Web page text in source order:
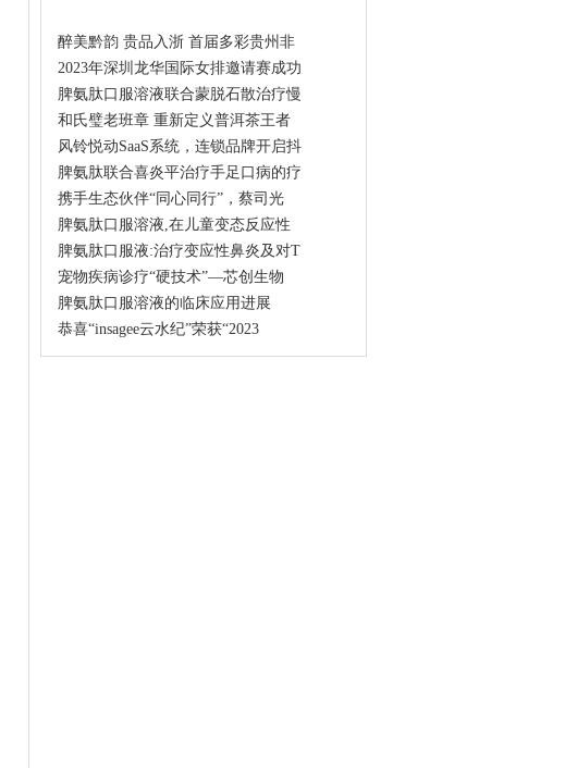
醉美黔韵 贵品入浙 首届多彩贵州非
2023年深圳龙华国际女排邀请赛成功
脾氨肽口服溶液联合蒙脱石散治疗慢
和氏璧老班章 重新定义普洱茶王者
风铃悦动SaaS系统，连锁品牌开启抖
脾氨肽联合喜炎平治疗手足口病的疗
携手生态伙伴“同心同行”，蔡司光
脾氨肽口服溶液,在儿童变态反应性
脾氨肽口服液:治疗变应性鼻炎及对T
宠物疾病诊疗“硬技术”—芯创生物
脾氨肽口服溶液的临床应用进展
恭喜“insagee云水纪”荣获“2023